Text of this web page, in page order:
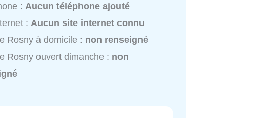
: Aucun téléphone ajouté
: Aucun site internet connu
Rosny à domicile : non renseigné
Rosny ouvert dimanche : non